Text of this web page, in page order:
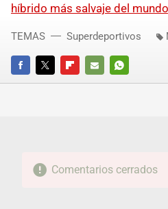
híbrido más salvaje del
FACEBOOKTWITTERFLIPBOARD
E-
WHATSAPP
TEMAS Superdeportivos
Comentarios cerrados